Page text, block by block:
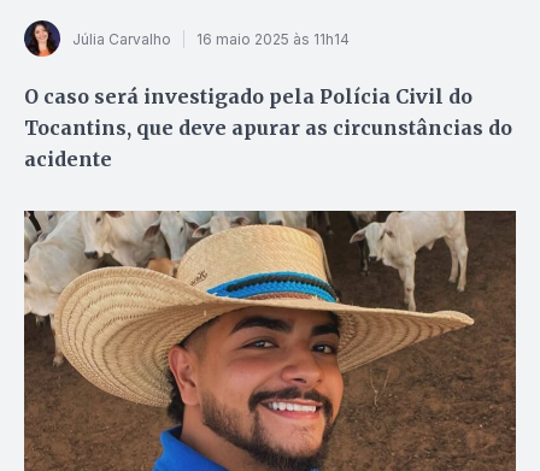
Júlia Carvalho 16 maio 2025 às 11h14
O caso será investigado pela Polícia Civil do
Tocantins, que deve apurar as circunstâncias do
acidente